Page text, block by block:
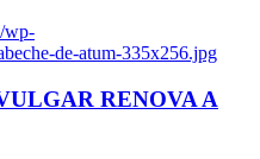
wp-
de-atum-335x256.jpg
RENOVA A